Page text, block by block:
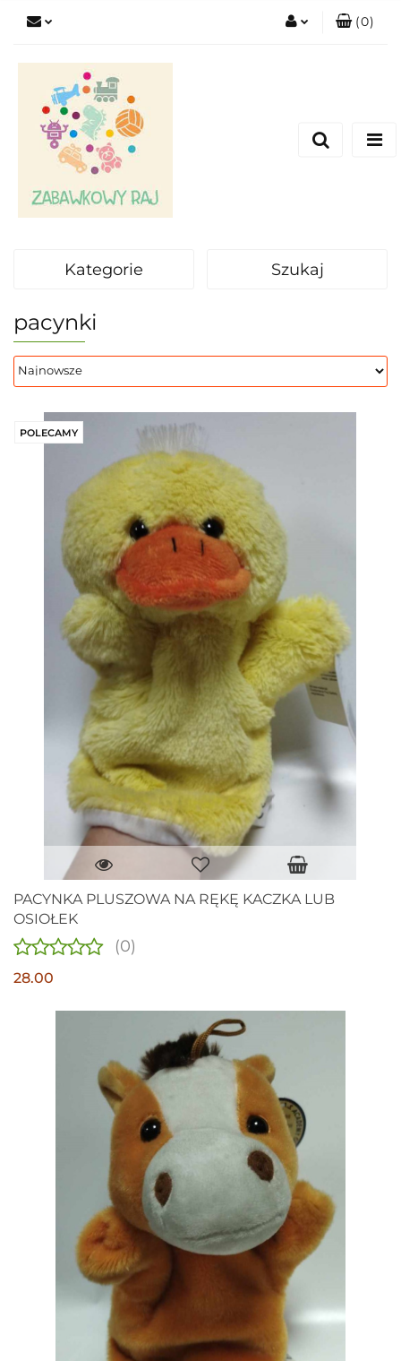
(0)
Kategorie Szukaj
pacynki
POLECAMY
PACYNKA PLUSZOWA NA RĘKĘ KACZKA LUB
OSIOŁEK
(0)
28.00